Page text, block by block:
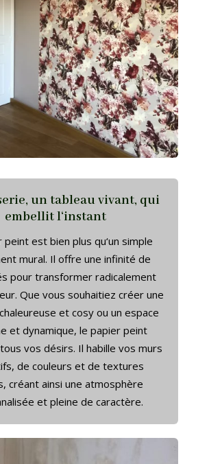
, un tableau vivant, qui
embellit l‘instant
peint est bien plus qu‘un simple
mural. Il offre une infinité de
pour transformer radicalement
. Que vous souhaitiez créer une
et cosy ou un espace
et dynamique, le papier peint
tous vos désirs. Il habille vos murs
, de couleurs et de textures
, créant ainsi une atmosphère
et pleine de caractère.